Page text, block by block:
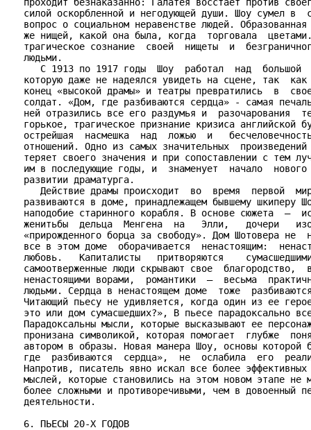
силой оскорбленной и негодующей души. Шоу сумел в
вопрос о социальном неравенстве людей.
же нищей, какой она была, когда  торговала
трагическое сознание  своей  нищеты  и
   людьми.
С 1913 по 1917 годы  Шоу  работал  над  большой
которую даже не надеялся увидеть на сцене, так
конец «высокой драмы» и театры превратились  в
солдат. «Дом, где разбиваются сердца» - самая
ней отразились все его раздумья и  разочарования
горькое, трагическое признание кризиса английской
острейшая  насмешка  над  ложью  и
отношений. Одно из самых значительных
теряет своего значения и при сопоставлении с тем
им в последующие годы, и  знаменует  начало
   развитии драматурга.
Действие драмы происходит  во  время  первой
развиваются в доме, принадлежащем бывшему шкиперу
наподобие старинного корабля. В основе сюжета  –
женитьбы  дельца  Менгена  на   Элли,   дочери
«прирожденного борца за свободу». Дом Шотовера не
все в этом доме  оборачивается  ненастоящим:
любовь.   Капиталисты   притворяются
самоотверженные люди скрывают свое  благородство,
ненастоящими ворами,  романтики  –  весьма
людьми. Сердца в ненастоящем доме  тоже
Читающий пьесу не удивляется, когда один из ее
это или дом сумасшедших?», В пьесе парадоксально
Парадоксальны мысли, которые высказывают ее
пронизана символикой, которая помогает  глубже
автором в образы. Новая манера Шоу, основы которой
где  разбиваются  сердца»,  не  ослабила  его
Напротив, писатель явно искал все более
мыслей, которые становились на этом новом этапе не
более сложными и противоречивыми, чем в довоенный
   деятельности.
   6. ПЬЕСЫ 20-Х ГОДОВ